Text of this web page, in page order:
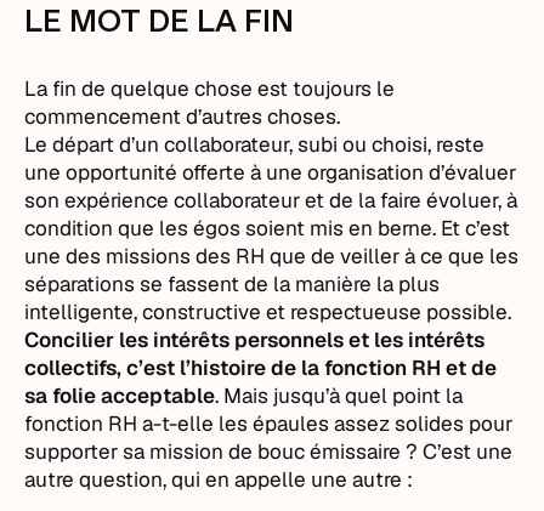
LE MOT DE LA FIN
La fin de quelque chose est toujours le
commencement d’autres choses.
Le départ d’un collaborateur, subi ou choisi, reste
une opportunité offerte à une organisation d’évaluer
son expérience collaborateur et de la faire évoluer, à
condition que les égos soient mis en berne. Et c’est
une des missions des RH que de veiller à ce que les
séparations se fassent de la manière la plus
intelligente, constructive et respectueuse possible.
Concilier les intérêts personnels et les intérêts
collectifs, c’est l’histoire de la fonction RH et de
sa folie acceptable. Mais jusqu’à quel point la
fonction RH a-t-elle les épaules assez solides pour
supporter sa mission de bouc émissaire ? C’est une
autre question, qui en appelle une autre :